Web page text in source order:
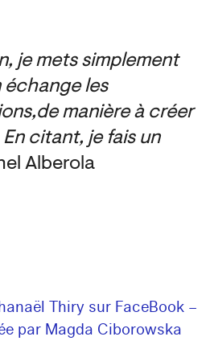
je mets simplement
échange les
de manière à créer
citant, je fais un
Alberola
Thiry sur FaceBook –
par Magda Ciborowska